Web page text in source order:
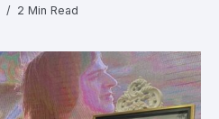
2 Min Read